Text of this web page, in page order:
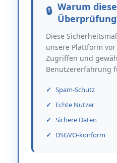
Warum diese
Diese
unsere Plattform
Zugriffen und
Benutzererfahrung
Spam-Schutz
Echte Nutzer
Sichere Daten
DSGVO-konform